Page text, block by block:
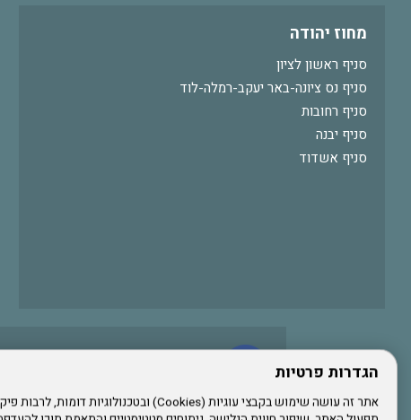
הגדרות פרטיות
מחוז יהודה
סניף ראשון לציון
סניף נס ציונה-באר יעקב-רמלה-לוד
סניף רחובות
סניף יבנה
סניף אשדוד